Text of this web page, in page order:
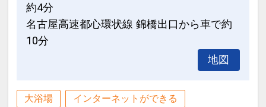
約4分
名古屋高速都心環状線 錦橋出口から車で約
10分
地図
大浴場 インターネットができる